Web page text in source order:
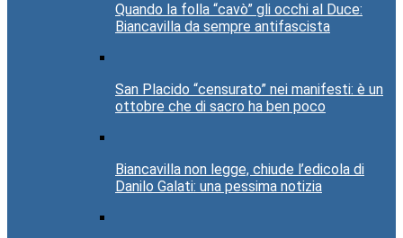
Quando la folla “cavò” gli occhi al Duce:
Biancavilla da sempre antifascista
San Placido “censurato” nei manifesti: è un
ottobre che di sacro ha ben poco
Biancavilla non legge, chiude l’edicola di
Danilo Galati: una pessima notizia